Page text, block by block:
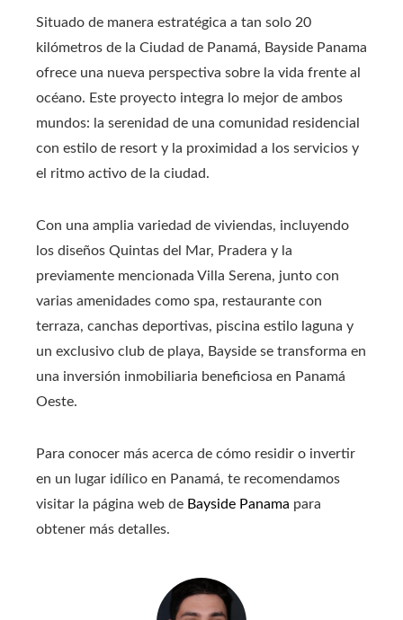
Situado de manera estratégica a tan solo 20
kilómetros de la Ciudad de Panamá, Bayside Panama
ofrece una nueva perspectiva sobre la vida frente al
océano. Este proyecto integra lo mejor de ambos
mundos: la serenidad de una comunidad residencial
con estilo de resort y la proximidad a los servicios y
el ritmo activo de la ciudad.
Con una amplia variedad de viviendas, incluyendo
los diseños Quintas del Mar, Pradera y la
previamente mencionada Villa Serena, junto con
varias amenidades como spa, restaurante con
terraza, canchas deportivas, piscina estilo laguna y
un exclusivo club de playa, Bayside se transforma en
una inversión inmobiliaria beneficiosa en Panamá
Oeste.
Para conocer más acerca de cómo residir o invertir
en un lugar idílico en Panamá, te recomendamos
visitar la página web de Bayside Panama para
obtener más detalles.